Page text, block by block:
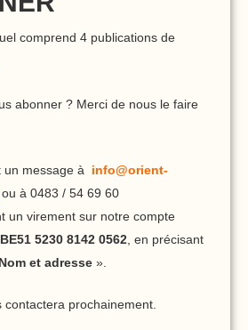
comprend 4 publications de
abonner ? Merci de nous le faire
un message à info@orient-
ou à 0483 / 54 69 60
un virement sur notre compte
BE51 5230 8142 0562 , en précisant
et adresse ».
prochainement.